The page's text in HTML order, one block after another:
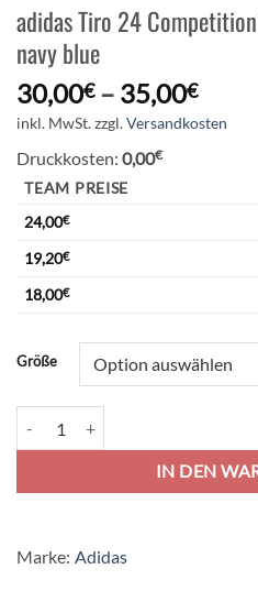
adidas Tiro 24
navy blue
30,00€– 35,00€
inkl. MwSt.zzgl.Versandkosten
Druckkosten: 0,00€
TEAM PREISE
24,00€
19,20€
18,00€
Größe
IN DEN
Alternative:
Marke: Adidas